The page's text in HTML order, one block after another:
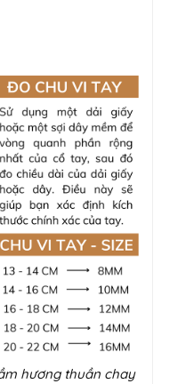
hương thuần chay